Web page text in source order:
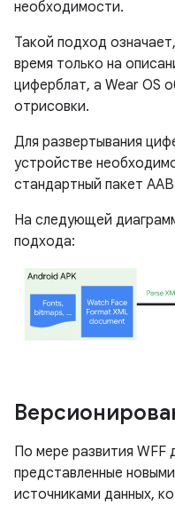
необходимости.
Такой подход
время только на
циферблат, а Wear OS
отрисовки.
Для развертывания
устройстве
стандартный пакет
На следующей
подхода:
По мере развития WFF
представленные
источниками данных,